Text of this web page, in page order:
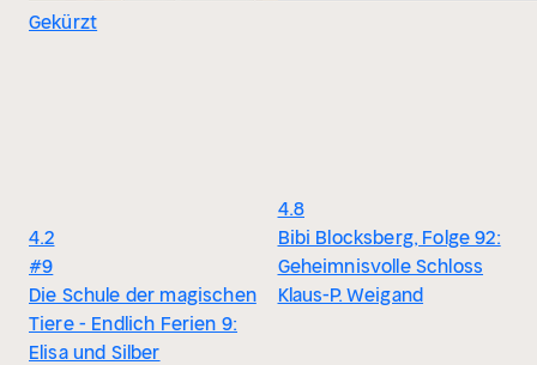
Gekürzt
4.2
#9
Die Schule der magischen
Tiere - Endlich Ferien 9:
Elisa und Silber
4.8
Bibi Blocksberg, Folge 92:
Geheimnisvolle Schloss
Klaus-P. Weigand